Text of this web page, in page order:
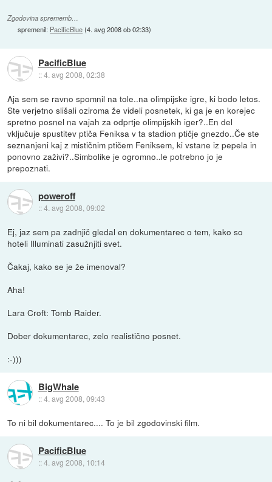
Zgodovina sprememb…
spremenil: PacificBlue(4. avg 2008 ob 02:33)
PacificBlue
::4. avg 2008, 02:38
Aja sem se ravno spomnil na tole..na olimpijske igre, ki bodo letos.
Ste verjetno slišali oziroma že videli posnetek, ki ga je en korejec
spretno posnel na vajah za odprtje olimpijskih iger?..En del
vključuje spustitev ptiča Feniksa v ta stadion ptičje gnezdo..Če ste
seznanjeni kaj z mističnim ptičem Feniksem, ki vstane iz pepela in
ponovno zaživi?..Simbolike je ogromno..le potrebno jo je
prepoznati.
poweroff
::4. avg 2008, 09:02
Ej, jaz sem pa zadnjič gledal en dokumentarec o tem, kako so
hoteli Illuminati zasužnjiti svet.
Čakaj, kako se je že imenoval?
Aha!
Lara Croft: Tomb Raider.
Dober dokumentarec, zelo realistično posnet.
:-)))
BigWhale
::4. avg 2008, 09:43
To ni bil dokumentarec.... To je bil zgodovinski film.
PacificBlue
::4. avg 2008, 10:14